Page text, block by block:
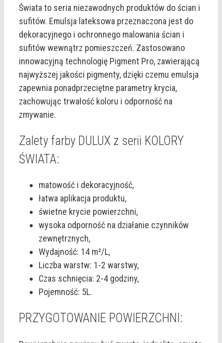
Świata to seria niezawodnych produktów do ścian i
sufitów. Emulsja lateksowa przeznaczona jest do
dekoracyjnego i ochronnego malowania ścian i
sufitów wewnątrz pomieszczeń. Zastosowano
innowacyjną technologię Pigment Pro, zawierającą
najwyższej jakości pigmenty, dzięki czemu emulsja
zapewnia ponadprzeciętne parametry krycia,
zachowując trwałość koloru i odporność na
zmywanie.
Zalety farby DULUX z serii KOLORY
ŚWIATA:
matowość i dekoracyjność,
łatwa aplikacja produktu,
świetne krycie powierzchni,
wysoka odporność na działanie czynników
zewnętrznych,
Wydajność: 14 m²/L,
Liczba warstw: 1-2 warstwy,
Czas schnięcia: 2-4 godziny,
Pojemność: 5L.
PRZYGOTOWANIE POWIERZCHNI: